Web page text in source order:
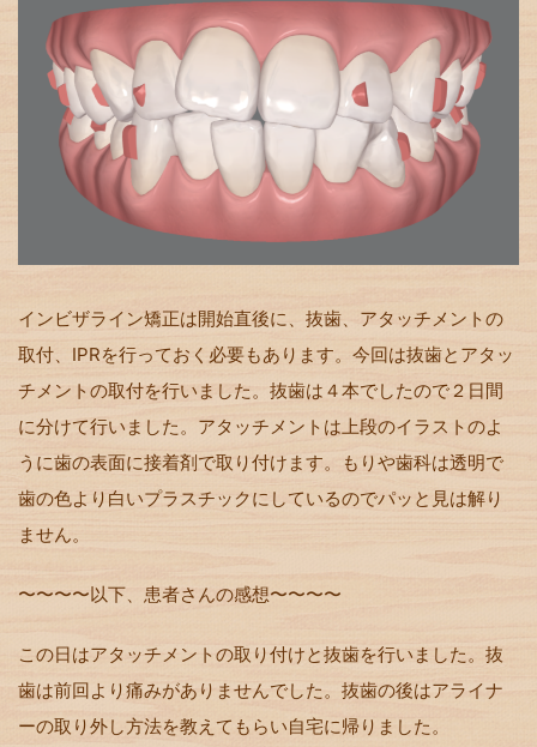
インビザライン矯正は開始直後に、抜歯、アタッチメントの
取付、IPRを行っておく必要もあります。今回は抜歯とアタッ
チメントの取付を行いました。抜歯は４本でしたので２日間
に分けて行いました。アタッチメントは上段のイラストのよ
うに歯の表面に接着剤で取り付けます。もりや歯科は透明で
歯の色より白いプラスチックにしているのでパッと見は解り
ません。
〜〜〜〜以下、患者さんの感想〜〜〜〜
この日はアタッチメントの取り付けと抜歯を行いました。抜
歯は前回より痛みがありませんでした。抜歯の後はアライナ
ーの取り外し方法を教えてもらい自宅に帰りました。